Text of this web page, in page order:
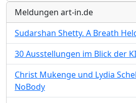
Meldungen art-in.de
Sudarshan Shetty. A Breath
30 Ausstellungen im Blick der
Christ Mukenge und Lydia
NoBody